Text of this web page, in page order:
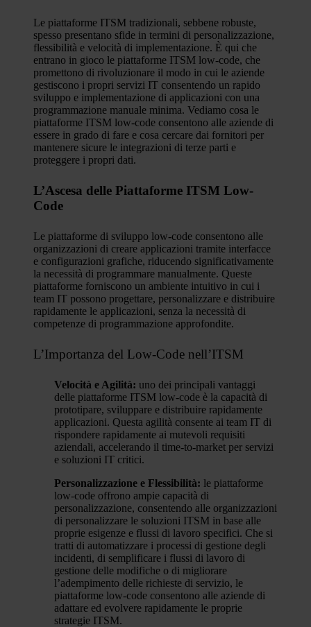
Le piattaforme ITSM tradizionali, sebbene robuste,
spesso presentano sfide in termini di personalizzazione,
flessibilità e velocità di implementazione. È qui che
entrano in gioco le piattaforme ITSM low-code, che
promettono di rivoluzionare il modo in cui le aziende
gestiscono i propri servizi IT consentendo un rapido
sviluppo e implementazione di applicazioni con una
programmazione manuale minima. Vediamo cosa le
piattaforme ITSM low-code consentono alle aziende di
essere in grado di fare e cosa cercare dai fornitori per
mantenere sicure le integrazioni di terze parti e
proteggere i propri dati.
L’Ascesa delle Piattaforme ITSM Low-
Code
Le piattaforme di sviluppo low-code consentono alle
organizzazioni di creare applicazioni tramite interfacce
e configurazioni grafiche, riducendo significativamente
la necessità di programmare manualmente. Queste
piattaforme forniscono un ambiente intuitivo in cui i
team IT possono progettare, personalizzare e distribuire
rapidamente le applicazioni, senza la necessità di
competenze di programmazione approfondite.
L’Importanza del Low-Code nell’ITSM
Velocità e Agilità: uno dei principali vantaggi
delle piattaforme ITSM low-code è la capacità di
prototipare, sviluppare e distribuire rapidamente
applicazioni. Questa agilità consente ai team IT di
rispondere rapidamente ai mutevoli requisiti
aziendali, accelerando il time-to-market per servizi
e soluzioni IT critici.
Personalizzazione e Flessibilità: le piattaforme
low-code offrono ampie capacità di
personalizzazione, consentendo alle organizzazioni
di personalizzare le soluzioni ITSM in base alle
proprie esigenze e flussi di lavoro specifici. Che si
tratti di automatizzare i processi di gestione degli
incidenti, di semplificare i flussi di lavoro di
gestione delle modifiche o di migliorare
l’adempimento delle richieste di servizio, le
piattaforme low-code consentono alle aziende di
adattare ed evolvere rapidamente le proprie
strategie ITSM.